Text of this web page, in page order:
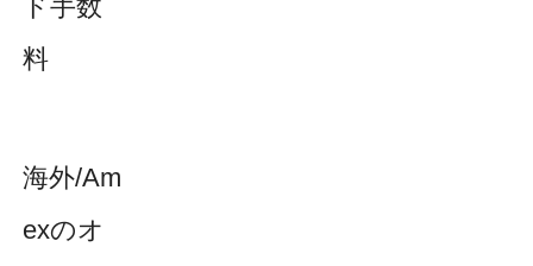
ド手数
料
海外/Am
exのオ